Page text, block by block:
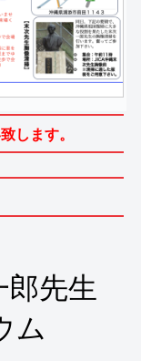
します。